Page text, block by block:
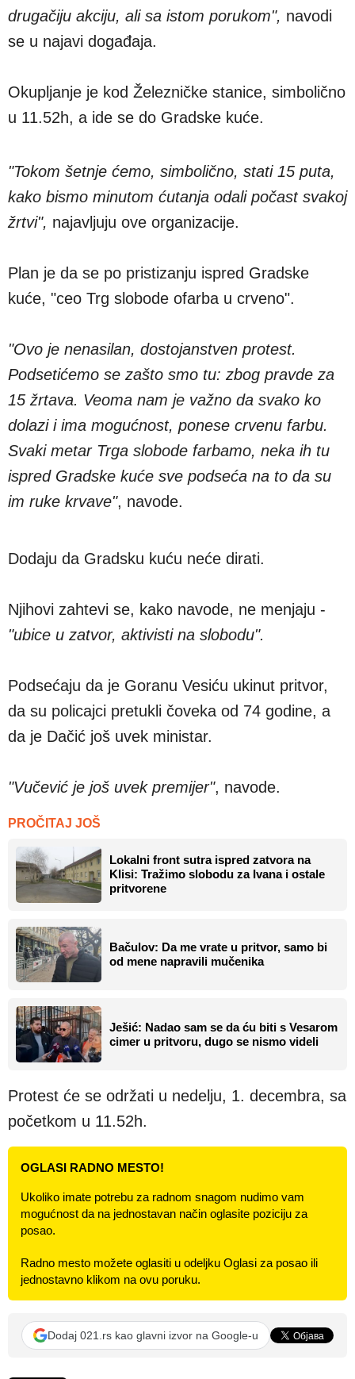
drugačiju akciju, ali sa istom porukom", navodi
se u najavi događaja.
Okupljanje je kod Železničke stanice, simbolično
u 11.52h, a ide se do Gradske kuće.
"Tokom šetnje ćemo, simbolično, stati 15 puta,
kako bismo minutom ćutanja odali počast svakoj
žrtvi", najavljuju ove organizacije.
Plan je da se po pristizanju ispred Gradske
kuće, "ceo Trg slobode ofarba u crveno".
"Ovo je nenasilan, dostojanstven protest.
Podsetićemo se zašto smo tu: zbog pravde za
15 žrtava. Veoma nam je važno da svako ko
dolazi i ima mogućnost, ponese crvenu farbu.
Svaki metar Trga slobode farbamo, neka ih tu
ispred Gradske kuće sve podseća na to da su
im ruke krvave", navode.
Dodaju da Gradsku kuću neće dirati.
Njihovi zahtevi se, kako navode, ne menjaju -
"ubice u zatvor, aktivisti na slobodu".
Podsećaju da je Goranu Vesiću ukinut pritvor,
da su policajci pretukli čoveka od 74 godine, a
da je Dačić još uvek ministar.
"Vučević je još uvek premijer", navode.
PROČITAJ JOŠ
Lokalni front sutra ispred zatvora na
Klisi: Tražimo slobodu za Ivana i ostale
pritvorene
Bačulov: Da me vrate u pritvor, samo bi
od mene napravili mučenika
Ješić: Nadao sam se da ću biti s Vesarom
cimer u pritvoru, dugo se nismo videli
Protest će se održati u nedelju, 1. decembra, sa
početkom u 11.52h.
OGLASI RADNO MESTO!
Ukoliko imate potrebu za radnom snagom nudimo vam
mogućnost da na jednostavan način oglasite poziciju za
posao.
Radno mesto možete oglasiti u odeljku Oglasi za posao ili
jednostavno klikom na ovu poruku.
Dodaj 021.rs kao glavni izvor na Google-u